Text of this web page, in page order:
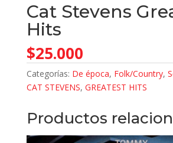
Cat Stevens
Hits
$25.000
Categorías: De época, Folk/Country,
CAT STEVENS, GREATEST HITS
Productos